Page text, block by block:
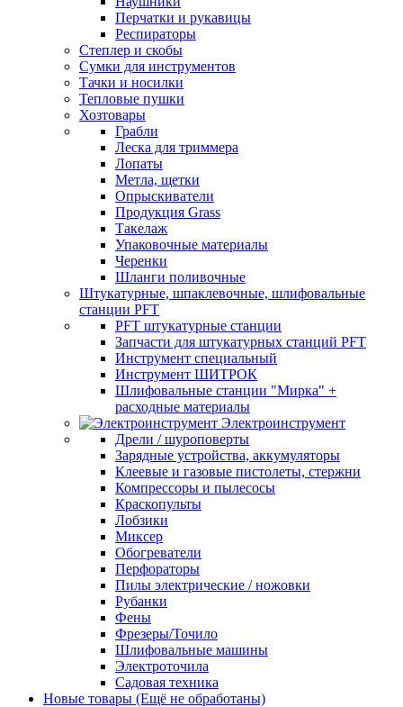
Перчатки и рукавицы
Респираторы
Степлер и скобы
Сумки для инструментов
Тачки и носилки
Тепловые пушки
Хозтовары
Грабли
Леска для триммера
Лопаты
Метла, щетки
Опрыскиватели
Продукция Grass
Такелаж
Упаковочные материалы
Черенки
Шланги поливочные
Штукатурные, шпаклевочные, шлифовальные
станции PFT
PFT штукатурные станции
Запчасти для штукатурных станций PFT
Инструмент специальный
Инструмент ШИТРОК
Шлифовальные станции "Мирка" +
расходные материалы
Электроинструмент
Дрели / шуроповерты
Зарядные устройства, аккумуляторы
Клеевые и газовые пистолеты, стержни
Компрессоры и пылесосы
Краскопульты
Лобзики
Миксер
Обогреватели
Перфораторы
Пилы электрические / ножовки
Рубанки
Фены
Фрезеры/Точило
Шлифовальные машины
Электроточила
Садовая техника
Новые товары (Ещё не обработаны)